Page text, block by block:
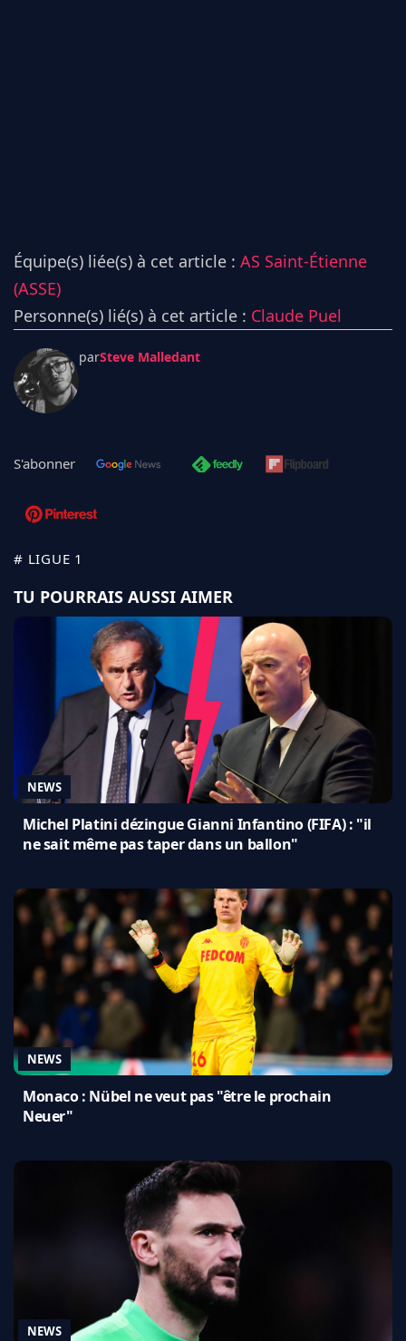
Équipe(s) liée(s) à cet article : AS Saint-Étienne
(ASSE)
Personne(s) lié(s) à cet article : Claude Puel
parSteve Malledant
S'abonner
# LIGUE 1
TU POURRAIS AUSSI AIMER
NEWS
Michel Platini dézingue Gianni Infantino (FIFA) : "il
ne sait même pas taper dans un ballon"
NEWS
Monaco : Nübel ne veut pas "être le prochain
Neuer"
NEWS